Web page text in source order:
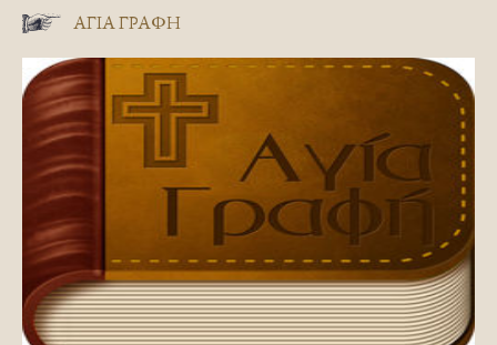
ΑΓΊΑ ΓΡΑΦΉ